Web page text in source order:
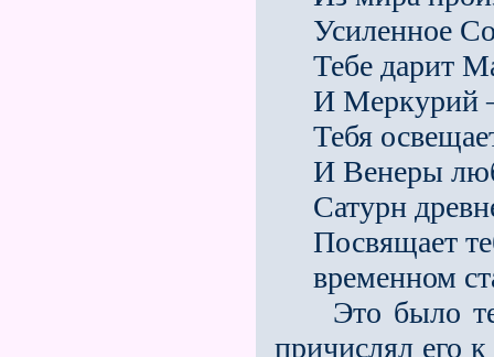
Усиленное
Тебе дарит
И Меркурий —
Тебя
И Венеры
Сатурн
Посвящает
временном
Это было
причислял его